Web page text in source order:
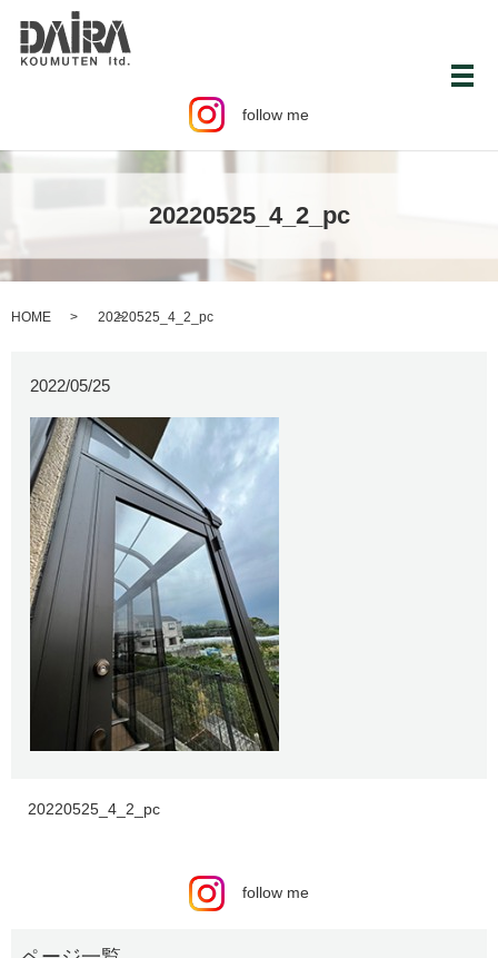
follow me
メ
20220525_4_2_pc
HOME 20220525_4_2_pc
2022/05/25
20220525_4_2_pc
follow me